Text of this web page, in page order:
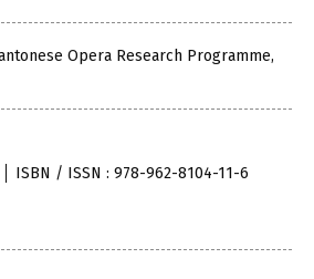
Opera Research Programme,
ISBN / ISSN : 978-962-8104-11-6